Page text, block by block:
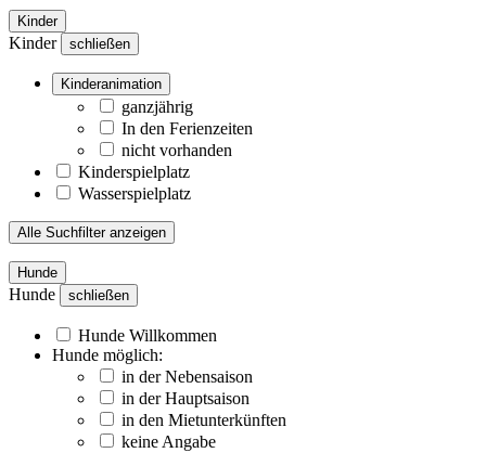
Kinder
Kinder schließen
Kinderanimation
ganzjährig
In den Ferienzeiten
nicht vorhanden
Kinderspielplatz
Wasserspielplatz
Alle Suchfilter anzeigen
Hunde
Hunde schließen
Hunde Willkommen
Hunde möglich:
in der Nebensaison
in der Hauptsaison
in den Mietunterkünften
keine Angabe